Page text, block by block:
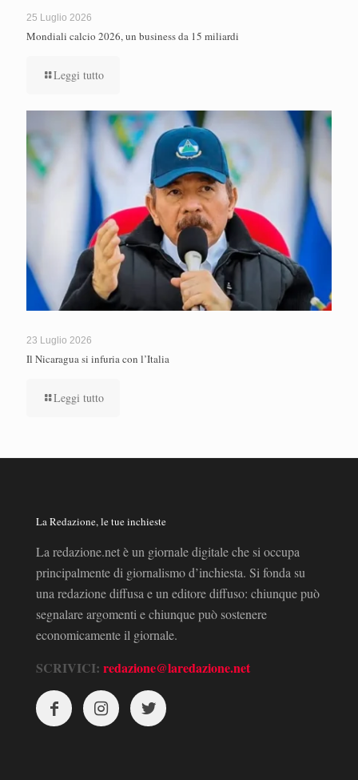
25 Luglio 2026
Mondiali calcio 2026, un business da 15 miliardi
Leggi tutto
23 Luglio 2026
Il Nicaragua si infuria con l’Italia
Leggi tutto
La Redazione, le tue inchieste
La redazione.net è un giornale digitale che si occupa
principalmente di giornalismo d’inchiesta. Si fonda su
una redazione diffusa e un editore diffuso: chiunque può
segnalare argomenti e chiunque può sostenere
economicamente il giornale.
SCRIVICI: redazione@laredazione.net